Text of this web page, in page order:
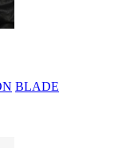
BLADE